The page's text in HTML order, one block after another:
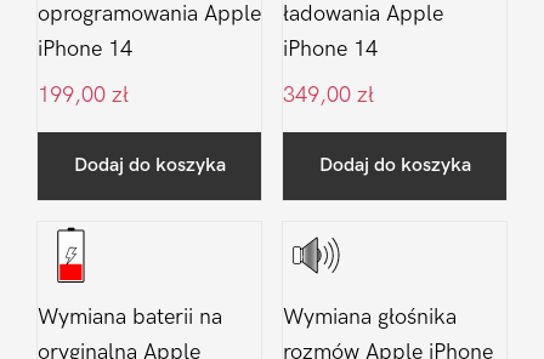
oprogramowania Apple
iPhone 14
199,00 zł
Dodaj do koszyka
ładowania Apple
iPhone 14
349,00 zł
Dodaj do koszyka
Wymiana baterii na
oryginalną Apple
Wymiana głośnika
rozmów Apple iPhone